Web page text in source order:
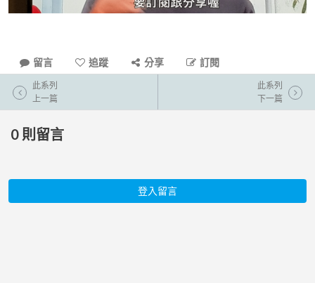
留言 追蹤 分享 訂閱
此系列
上一篇
此系列
下一篇
0 則留言
登入留言